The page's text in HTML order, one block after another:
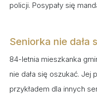
policji. Posypały się
Seniorka nie dała
84-letnia mieszkanka
nie dała się oszukać. Jej
przykładem dla innych